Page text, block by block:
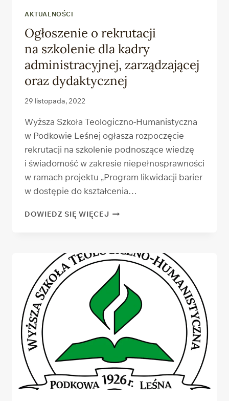
AKTUALNOŚCI
Ogłoszenie o rekrutacji
na szkolenie dla kadry
administracyjnej, zarządzającej
oraz dydaktycznej
29 listopada, 2022
Wyższa Szkoła Teologiczno-Humanistyczna
w Podkowie Leśnej ogłasza rozpoczęcie
rekrutacji na szkolenie podnoszące wiedzę
i świadomość w zakresie niepełnosprawności
w ramach projektu „Program likwidacji barier
w dostępie do kształcenia…
DOWIEDZ SIĘ WIĘCEJOGŁOSZENIE
KADRY
ADMINISTRACYJNEJ,
ZARZĄDZAJĄCEJ
ORAZ DYDAKTYCZNEJ